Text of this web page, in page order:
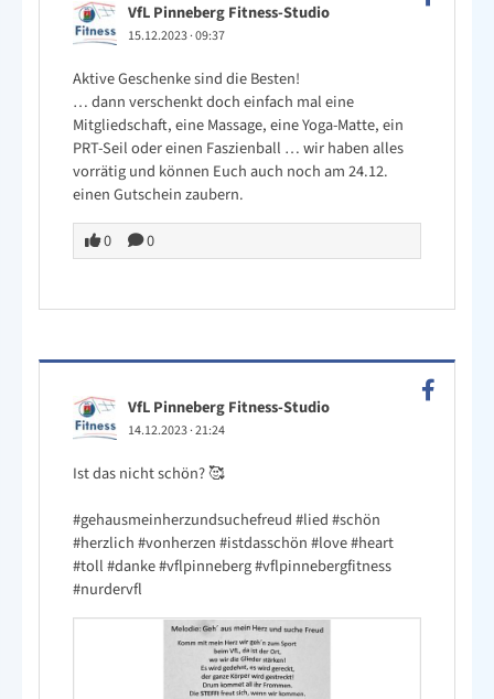
VfL Pinneberg Fitness-Studio
15.12.2023·09:37
Aktive Geschenke sind die Besten!
… dann verschenkt doch einfach mal eine
Mitgliedschaft, eine Massage, eine Yoga-Matte, ein
PRT-Seil oder einen Faszienball … wir haben alles
vorrätig und können Euch auch noch am 24.12.
einen Gutschein zaubern.
0
0
VfL Pinneberg Fitness-Studio
14.12.2023·21:24
Ist das nicht schön? 🥰
#gehausmeinherzundsuchefreud#lied#schön
#herzlich#vonherzen#istdasschön#love#heart
#toll#danke#vflpinneberg#vflpinnebergfitness
#nurdervfl